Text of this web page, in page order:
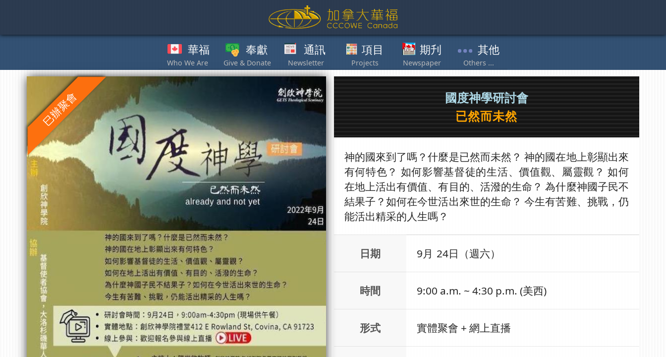
content
華福 奉獻 通訊 項目 期刋 其他
國度神學研討會
已然而未然
神的國來到了嗎？什麼是已然而未然？ 神的國在地上彰顯出來
有何特色？ 如何影響基督徒的生活、價值觀、屬靈觀？ 如何
在地上活出有價值、有目的、活潑的生命？ 為什麼神國子民不
結果子？如何在今世活出來世的生命？ 今生有苦難、挑戰，仍
能活出精采的人生嗎？
日期 9月 24日 （週六）
時間 9:00 a.m. ~ 4:30 p.m. (美西)
形式 實體聚會 + 網上直播